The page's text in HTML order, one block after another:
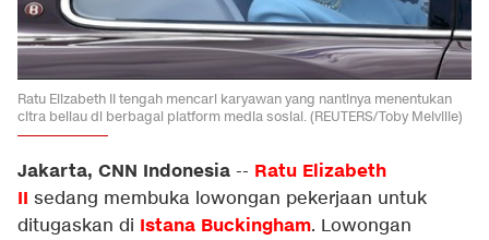
Ratu Elizabeth II tengah mencari karyawan yang nantinya menentukan
citra beliau di berbagai platform media sosial. (REUTERS/Toby Melville)
Jakarta, CNN Indonesia -- Ratu Elizabeth
II sedang membuka lowongan pekerjaan untuk
ditugaskan di Istana Buckingham. Lowongan